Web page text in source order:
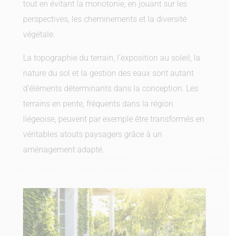
tout en évitant la monotonie, en jouant sur les
perspectives, les cheminements et la diversité
végétale.
La topographie du terrain, l’exposition au soleil, la
nature du sol et la gestion des eaux sont autant
d’éléments déterminants dans la conception. Les
terrains en pente, fréquents dans la région
liégeoise, peuvent par exemple être transformés en
véritables atouts paysagers grâce à un
aménagement adapté.